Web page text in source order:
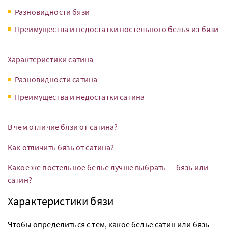
Разновидности бязи
Преимущества и недостатки постельного белья из бязи
Характеристики сатина
Разновидности сатина
Преимущества и недостатки сатина
В чем отличие бязи от сатина?
Как отличить бязь от сатина?
Какое же постельное белье лучше выбрать — бязь или
сатин?
Характеристики бязи
Чтобы определиться с тем, какое белье сатин или бязь